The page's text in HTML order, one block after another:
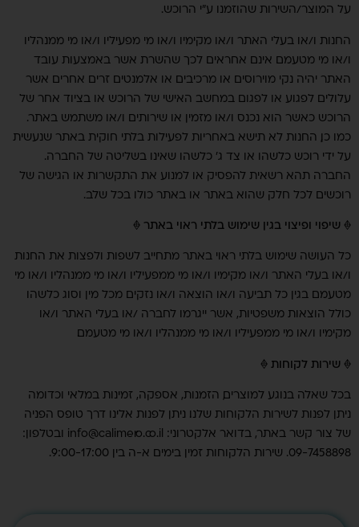
על המוצר/השירות שהוזמנו ע"י הרוכש.
החנות ו/או בעלי האתר ו/או מקימיו ו/או מי מפעיליו ו/או מי ממנהליו
ו/או מי מטעמם אינם אחראים לכך שהשרת אשר באמצעות עובד
האתר יהיה נקי מוירוסים או מרכיבים או אלמנטים זרים אחרים אשר
עלולים לפגוע או לפגום במחשב האישי של הרוכש או בציוד אחר של
הרוכש כאשר הוא נכנס ו/או מזמין או שירותים ו/או משתמש באתר.
כמו כן, החנות לא תישא באחריות לפעילות בלתי חוקית באתר שנעשית
על ידי רוכש כלשהו או צד ג' כלשהו שאינו בשליטה של החברה.
החברה תהא רשאית להפסיק או למנוע את התקשרות או הגישה של
רוכשים לכל חלק שהוא באתר או באתר כולו בכל שלב.
♦ שיפוי ופיצוי בגין שימוש בלתי ראוי באתר ♦
כל העושה שימוש בלתי ראוי באתר מתחייב לשפות ולפצות את החנות
ו/או בעלי האתר ו/או מקימיו ו/או מי ממפעיליו ו/או מי ממנהליו ו/או מי
מטעמם בגין כל תביעה ו/או הוצאה ו/או נזקים מכל מין וסוג כלשהו
כולל הוצאות משפטיות, אשר ייגרמו לחברה /או בעלי האתר ו/או
מקימיו ו/או מי ממפעיליו ו/או מי ממנהליו ו/או מי מטעמם.
♦ שירות לקוחות ♦
בכל שאלה בנוגע למוצרים, הזמנות, אספקה, זמינות במלאי וכדומה
ניתן לפנות לשירות הלקוחות שלנו. ניתן לפנות אלינו דרך טופס הפניה
של צור קשר באתר, בדואר אלקטרוני: info@calimero.co.il ובטלפון:
09-7458898. שירות הלקוחות זמין בימים א-ה בין 9:00-17:00.